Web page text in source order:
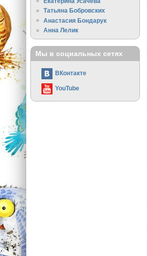
Татьяна Бобровских
Анастасия Бондарук
Анна Лелик
Мы в социальных сетях
ВКонтакте
YouTube